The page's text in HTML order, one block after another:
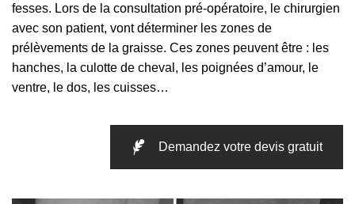
fesses. Lors de la consultation pré-opératoire, le chirurgien
avec son patient, vont déterminer les zones de
prélèvements de la graisse. Ces zones peuvent être : les
hanches, la culotte de cheval, les poignées d’amour, le
ventre, le dos, les cuisses…
Demandez votre devis gratuit